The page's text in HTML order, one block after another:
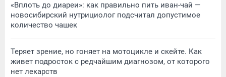
«Вплоть до диареи»: как правильно пить иван-чай —
новосибирский нутрициолог подсчитал допустимое
количество чашек
Теряет зрение, но гоняет на мотоцикле и скейте. Как
живет подросток с редчайшим диагнозом, от которого
нет лекарств